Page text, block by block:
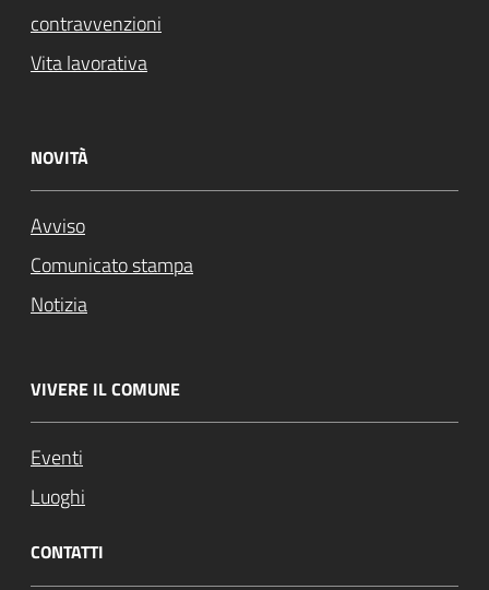
contravvenzioni
Vita lavorativa
NOVITÀ
Avviso
Comunicato stampa
Notizia
VIVERE IL COMUNE
Eventi
Luoghi
CONTATTI